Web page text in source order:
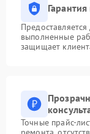
выполненные
защищает
Точные прайс-